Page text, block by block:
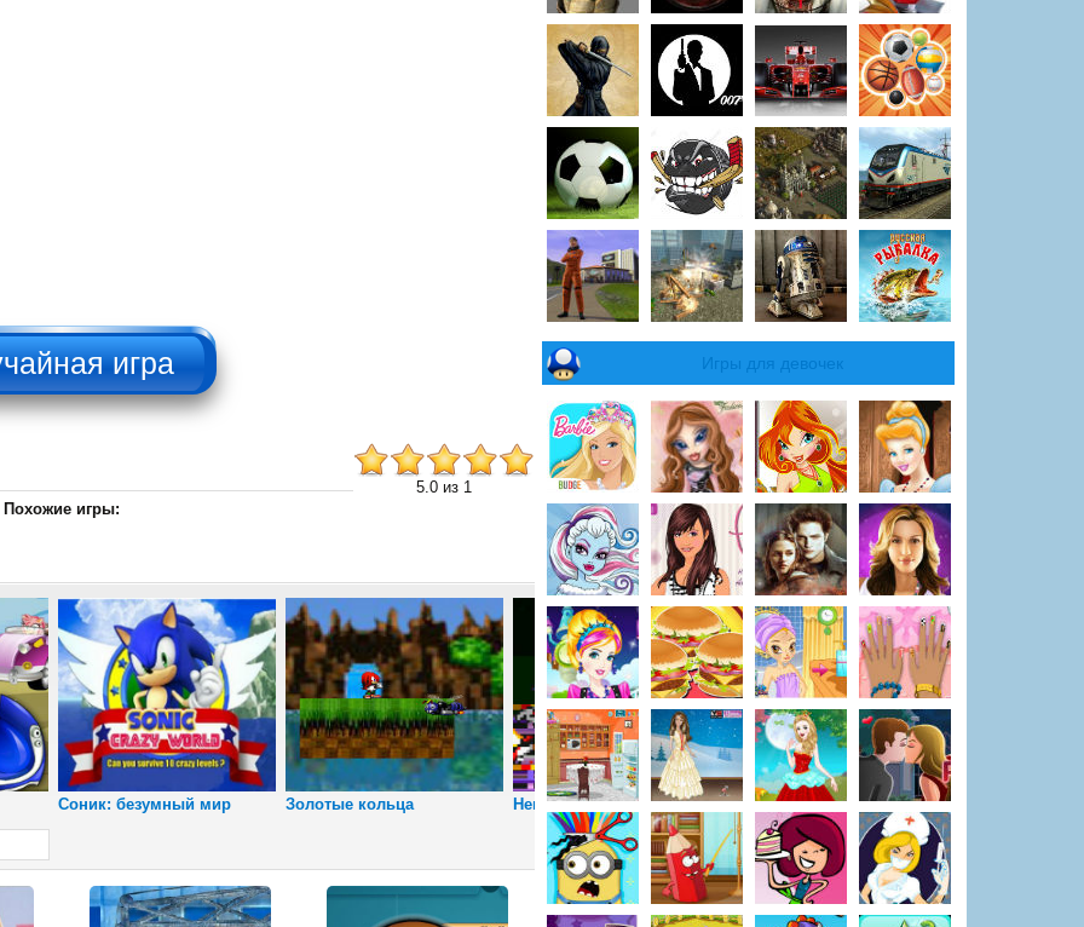
Юрского периода
Пляжный
квадроцикл
5.0 из 1
Похожие игры:
Соник: безумный мир Золотые кольца Немыслимое противост Соник против Силкаду
Игры для девочек